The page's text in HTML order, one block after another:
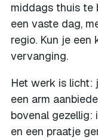
middags thuis te
een vaste dag,
regio. Kun je een
vervanging.
Het werk is licht:
een arm
bovenal gezellig:
en een praatje